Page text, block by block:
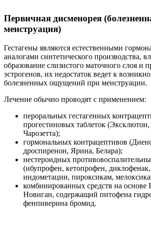
Первичная дисменорея
менструация)
Гестагены являются естественными
аналогами синтетического производства,
образование слизистого маточного слоя и
эстрогенов, их недостаток ведет к
болезненных ощущений при менструации.
Лечение обычно проводят с применением:
пероральных гестагенных
прогестиновых таблеток
Чарозетта);
гормональных контрацептивов
дроспиренон, Ярина, Белара);
нестероидных
(ибупрофен, кетопрофен, диклофенак,
индометацин, пироксикам,
комбинированных средств на
Новиган, содержащий питофена
фенпиверина бромид.